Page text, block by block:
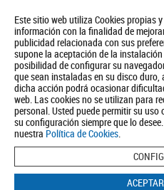
Este sitio web utiliza Cookies propias
información con la finalidad de
publicidad relacionada con sus
supone la aceptación de la
posibilidad de configurar su
que sean instaladas en su disco duro,
dicha acción podrá ocasionar
web. Las cookies no se utilizan para
personal. Usted puede permitir su
su configuración siempre que lo
nuestra Política de Cookies.
Quiénes somos